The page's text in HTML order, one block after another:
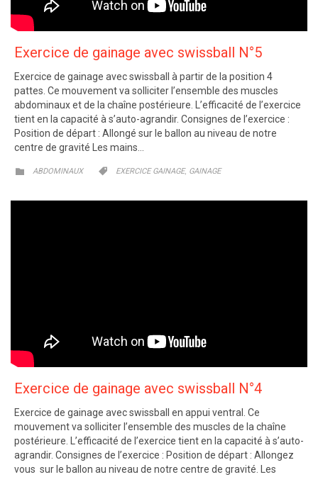
Exercice de gainage avec swissball N°5
Exercice de gainage avec swissball à partir de la position 4
pattes. Ce mouvement va solliciter l’ensemble des muscles
abdominaux et de la chaîne postérieure. L’efficacité de l’exercice
tient en la capacité à s’auto-agrandir. Consignes de l’exercice :
Position de départ : Allongé sur le ballon au niveau de notre
centre de gravité Les mains…
 CATEGORY
ABDOMINAUX  CATEGORY
EXERCICE GAINAGE, GAINAGE
Exercice de gainage avec swissball N°4
Exercice de gainage avec swissball en appui ventral. Ce
mouvement va solliciter l’ensemble des muscles de la chaîne
postérieure. L’efficacité de l’exercice tient en la capacité à s’auto-
agrandir. Consignes de l’exercice : Position de départ : Allongez
vous sur le ballon au niveau de notre centre de gravité. Les